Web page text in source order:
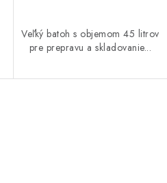
Veľký batoh s objemom 45 litrov
pre prepravu a skladovanie...